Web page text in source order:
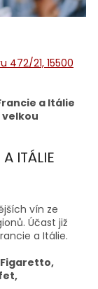
472/21, 15500
a Itálie
velkou
ITÁLIE
vín ze
Účast již
a Itálie.